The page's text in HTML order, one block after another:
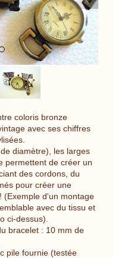
coloris bronze
avec ses chiffres
diamètre), les larges
permettent de créer un
des cordons, du
pour créer une
(Exemple d'un montage
avec du tissu et
ci-dessus).
bracelet : 10 mm de
pile fournie (testée